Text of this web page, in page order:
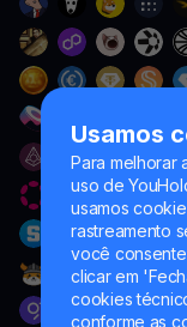
Usamos
Para melhorar
uso de
usamos
rastreamento
você
clicar em
cookies
conforme as